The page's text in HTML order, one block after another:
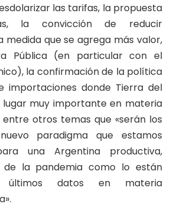
las tarifas, la propuesta
la convicción de reducir
medida que se agrega más valor,
Pública (en particular con el
la confirmación de la política
importaciones donde Tierra del
lugar muy importante en materia
otros temas que «serán los
paradigma que estamos
una Argentina productiva,
de la pandemia como lo están
últimos datos en materia